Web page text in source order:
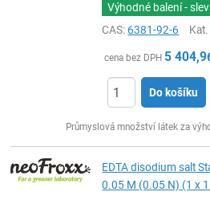
Výhodné balení -
CAS:6381-92-6 Kat.
cena bez DPH 5
Do košíku
Průmyslová množství látek za
EDTA disodium salt
0.05 M (0.05 N) (1 x 1